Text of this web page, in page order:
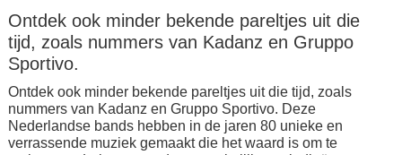
Ontdek ook minder bekende pareltjes uit die
tijd, zoals nummers van Kadanz en Gruppo
Sportivo.
Ontdek ook minder bekende pareltjes uit die tijd, zoals
nummers van Kadanz en Gruppo Sportivo. Deze
Nederlandse bands hebben in de jaren 80 unieke en
verrassende muziek gemaakt die het waard is om te